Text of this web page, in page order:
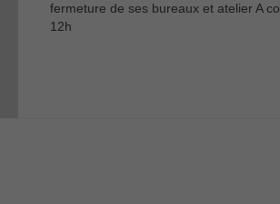
fermeture de ses bureaux et atelier A
12h